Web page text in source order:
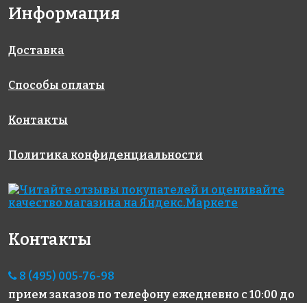
3400 руб./м²
340x340
6400 руб./м²
AKE106
Испания
313x495
AKE192
Испания
313x495
AKE092
Испания
313x495
Информация
Доставка
Способы оплаты
Контакты
Политика конфиденциальности
Контакты
8 (495) 005-76-98
прием заказов по телефону ежедневно с 10:00 до